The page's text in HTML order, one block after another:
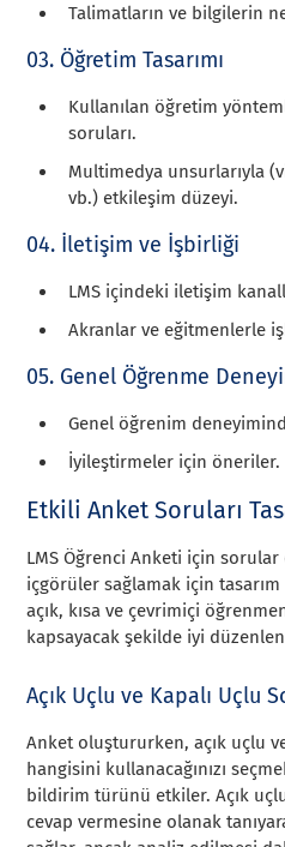
Talimatların ve bilgilerin
03. Öğretim Tasarımı
Kullanılan öğretim
soruları.
Multimedya unsurlarıyla
vb.) etkileşim düzeyi.
04. İletişim ve İşbirliği
LMS içindeki iletişim
Akranlar ve eğitmenlerle
05. Genel Öğrenme
Genel öğrenim
İyileştirmeler için öneriler.
Etkili Anket Soruları
LMS Öğrenci Anketi için
içgörüler sağlamak için
açık, kısa ve çevrimiçi
kapsayacak şekilde iyi
Açık Uçlu ve Kapalı Uçlu
Anket oluştururken, açık uçlu
hangisini kullanacağınızı
bildirim türünü etkiler. Açık
cevap vermesine olanak